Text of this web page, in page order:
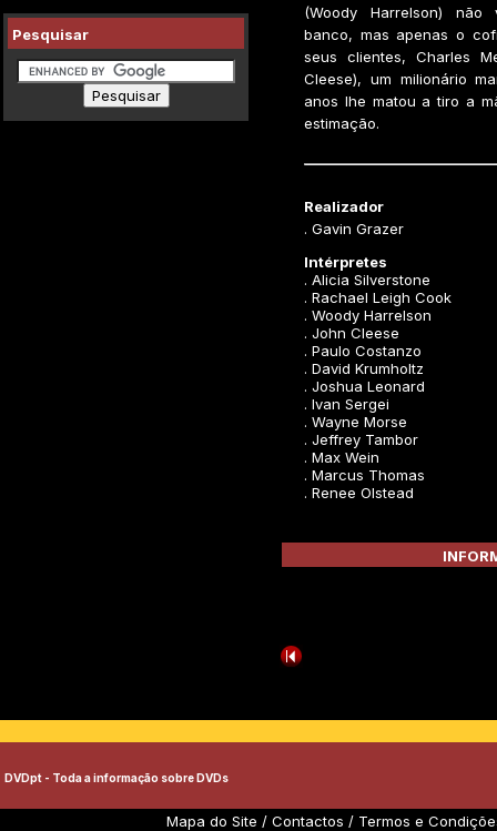
Pesquisar
(Woody Harrelson)
banco, mas apenas o
seus clientes, Charles
Cleese), um milionário
anos lhe matou a tiro a
estimação.
Realizador
. Gavin Grazer
Intérpretes
. Alicia Silverstone
. Rachael Leigh Cook
. Woody Harrelson
. John Cleese
. Paulo Costanzo
. David Krumholtz
. Joshua Leonard
. Ivan Sergei
. Wayne Morse
. Jeffrey Tambor
. Max Wein
. Marcus Thomas
. Renee Olstead
DVDpt - Toda a informação sobre DVDs
Mapa do Site / Contactos / Termos e